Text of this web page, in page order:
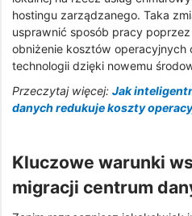
hostingu zarządzanego. Taka
usprawnić sposób pracy
obniżenie kosztów
technologii dzięki nowemu
Przeczytaj więcej: Jak
danych redukuje koszty
Kluczowe warunki
migracji centrum